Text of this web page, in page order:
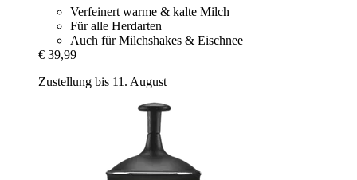
Verfeinert warme & kalte Milch
Für alle Herdarten
Auch für Milchshakes & Eischnee
€ 39,99
Zustellung bis 11. August